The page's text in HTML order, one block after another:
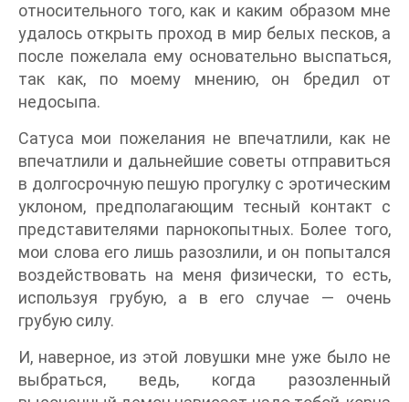
относительного того, как и каким образом мне
удалось открыть проход в мир белых песков, а
после пожелала ему основательно выспаться,
так как, по моему мнению, он бредил от
недосыпа.
Сатуса мои пожелания не впечатлили, как не
впечатлили и дальнейшие советы отправиться
в долгосрочную пешую прогулку с эротическим
уклоном, предполагающим тесный контакт с
представителями парнокопытных. Более того,
мои слова его лишь разозлили, и он попытался
воздействовать на меня физически, то есть,
используя грубую, а в его случае — очень
грубую силу.
И, наверное, из этой ловушки мне уже было не
выбраться, ведь, когда разозленный